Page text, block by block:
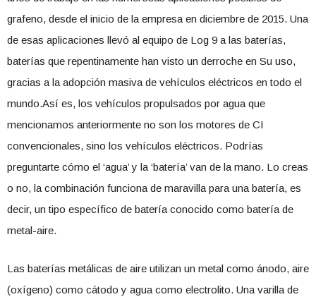
grafeno, desde el inicio de la empresa en diciembre de 2015. Una
de esas aplicaciones llevó al equipo de Log 9 a las baterías,
baterías que repentinamente han visto un derroche en Su uso,
gracias a la adopción masiva de vehículos eléctricos en todo el
mundo.Así es, los vehículos propulsados ​​por agua que
mencionamos anteriormente no son los motores de CI
convencionales, sino los vehículos eléctricos. Podrías
preguntarte cómo el ‘agua’ y la ‘batería’ van de la mano. Lo creas
o no, la combinación funciona de maravilla para una batería, es
decir, un tipo específico de batería conocido como batería de
metal-aire.
Las baterías metálicas de aire utilizan un metal como ánodo, aire
(oxígeno) como cátodo y agua como electrolito. Una varilla de